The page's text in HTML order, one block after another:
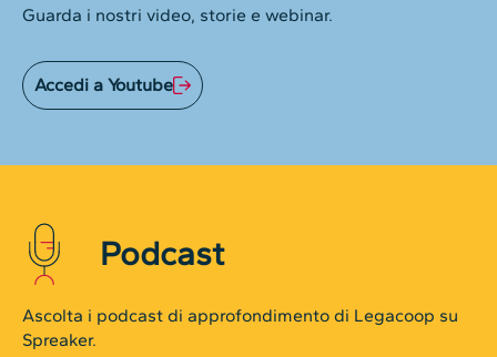
Guarda i nostri video, storie e webinar.
Accedi a Youtube
Podcast
Ascolta i podcast di approfondimento di Legacoop su
Spreaker.